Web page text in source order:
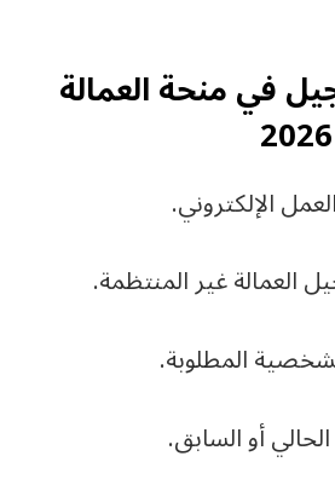
في منحة العمالة
الإلكتروني.
غير المنتظمة.
المطلوبة.
أو السابق.